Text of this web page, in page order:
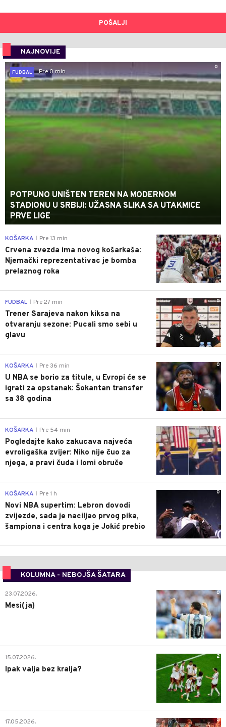
POŠALJI
NAJNOVIJE
0
FUDBAL
Pre 0 min
POTPUNO UNIŠTEN TEREN NA MODERNOM
STADIONU U SRBIJI: UŽASNA SLIKA SA UTAKMICE
PRVE LIGE
0
KOŠARKA Pre 13 min
Crvena zvezda ima novog košarkaša:
Njemački reprezentativac je bomba
prelaznog roka
0
FUDBAL Pre 27 min
Trener Sarajeva nakon kiksa na
otvaranju sezone: Pucali smo sebi u
glavu
0
KOŠARKA Pre 36 min
U NBA se borio za titule, u Evropi će se
igrati za opstanak: Šokantan transfer
sa 38 godina
0
KOŠARKA Pre 54 min
Pogledajte kako zakucava najveća
evroligaška zvijer: Niko nije čuo za
njega, a pravi čuda i lomi obruče
0
KOŠARKA Pre 1 h
Novi NBA supertim: Lebron dovodi
zvijezde, sada je naciljao prvog pika,
šampiona i centra koga je Jokić prebio
KOLUMNA - NEBOJŠA ŠATARA
0
23.07.2026.
Mesi(ja)
2
15.07.2026.
Ipak valja bez kralja?
0
17.05.2026.